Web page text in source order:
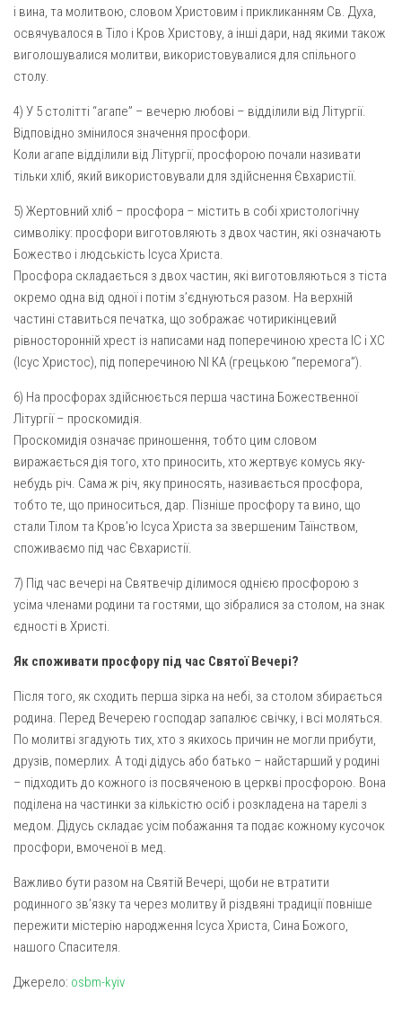
і вина, та молитвою, словом Христовим і прикликанням Св. Духа,
освячувалося в Тіло і Кров Христову, а інші дари, над якими також
виголошувалися молитви, використовувалися для спільного
столу.
4) У 5 столітті “агапе” – вечерю любові – відділили від Літургії.
Відповідно змінилося значення просфори.
Коли агапе відділили від Літургії, просфорою почали називати
тільки хліб, який використовували для здійснення Євхаристії.
5) Жертовний хліб – просфора – містить в собі христологічну
символіку: просфори виготовляють з двох частин, які означають
Божество і людськість Ісуса Христа.
Просфора складається з двох частин, які виготовляються з тіста
окремо одна від одної і потім з’єднуються разом. На верхній
частині ставиться печатка, що зображає чотирикінцевий
рівносторонній хрест із написами над поперечиною хреста IС і ХС
(Ісус Христос), під поперечиною NI КА (грецькою “перемога”).
6) На просфорах здійснюється перша частина Божественної
Літургії – проскомидія.
Проскомидія означає приношення, тобто цим словом
виражається дія того, хто приносить, хто жертвує комусь яку-
небудь річ. Сама ж річ, яку приносять, називається просфора,
тобто те, що приноситься, дар. Пізніше просфору та вино, що
стали Тілом та Кров’ю Ісуса Христа за звершеним Таїнством,
споживаємо під час Євхаристії.
7) Під час вечері на Святвечір ділимося однією просфорою з
усіма членами родини та гостями, що зібралися за столом, на знак
єдності в Христі.
Як споживати просфору під час Святої Вечері?
Після того, як сходить перша зірка на небі, за столом збирається
родина. Перед Вечерею господар запалює свічку, і всі моляться.
По молитві згадують тих, хто з якихось причин не могли прибути,
друзів, померлих. А тоді дідусь або батько – найстарший у родині
– підходить до кожного із посвяченою в церкві просфорою. Вона
поділена на частинки за кількістю осіб і розкладена на тарелі з
медом. Дідусь складає усім побажання та подає кожному кусочок
просфори, вмоченої в мед.
Важливо бути разом на Святій Вечері, щоби не втратити
родинного зв’язку та через молитву й різдвяні традиції повніше
пережити містерію народження Ісуса Христа, Сина Божого,
нашого Спасителя.
Джерело: osbm-kyiv